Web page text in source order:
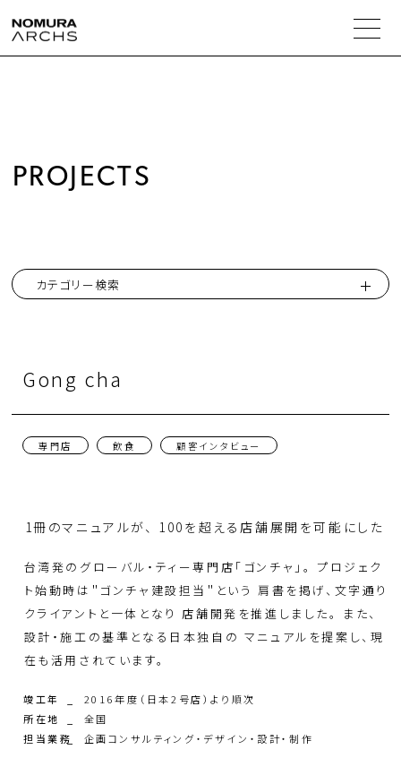
トップメッセージ
ミッション・ビジョン・バリュー
組織図
ニュース
お問い合わせ
PROJECTS
カテゴリー検索
Gong cha
専門店 飲食 顧客インタビュー
1冊のマニュアルが、 100を超える店舗展開を可能にした
台湾発のグローバル・ティー専門店「ゴンチャ」。 プロジェク
ト始動時は＂ゴンチャ建設担当＂という 肩書を掲げ、文字通り
クライアントと一体となり 店舗開発を推進しました。 また、
設計・施工の基準となる日本独自の マニュアルを提案し、現
在も活用されています。
竣工年
2016年度（日本2号店）より順次
所在地
全国
担当業務
企画コンサルティング・デザイン・設計・制作